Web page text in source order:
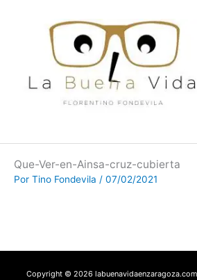
Que-Ver-en-Ainsa-cruz-cubierta
Por Tino Fondevila / 07/02/2021
Copyright © 2026 labuenavidaenzaragoza.com